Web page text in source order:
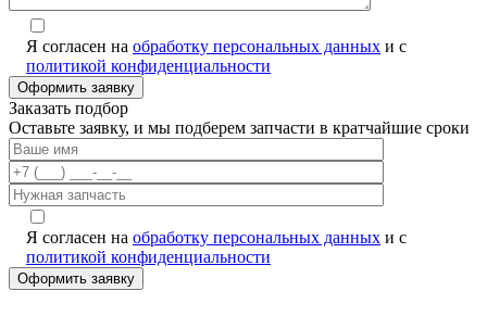
Я согласен на обработку персональных данных и с
политикой конфиденциальности
Заказать подбор
Оставьте заявку, и мы подберем запчасти в кратчайшие сроки
Я согласен на обработку персональных данных и с
политикой конфиденциальности